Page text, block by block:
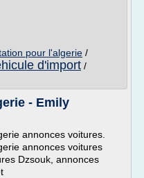
pour l'algerie /
d'import /
- Emily
annonces voitures.
annonces voitures
Dzsouk, annonces